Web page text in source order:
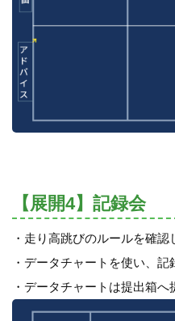
【展開4】記録会
・走り高跳びのルールを確認
・データチャートを使い、記
・データチャートは提出箱へ